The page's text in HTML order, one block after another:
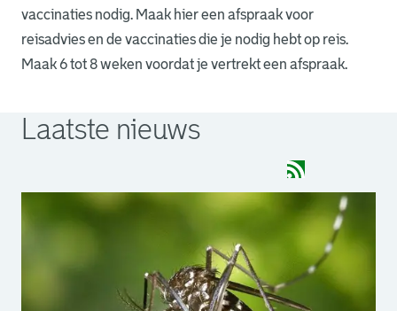
vaccinaties nodig. Maak hier een afspraak voor
reisadvies en de vaccinaties die je nodig hebt op reis.
Maak 6 tot 8 weken voordat je vertrekt een afspraak.
Laatste nieuws
"RSS-feed,